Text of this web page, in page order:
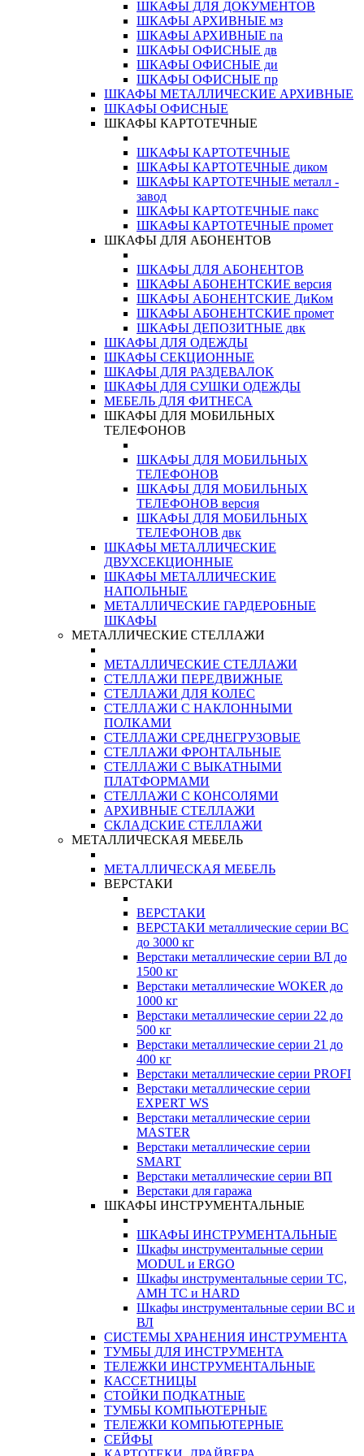
ШКАФЫ ДЛЯ ДОКУМЕНТОВ
ШКАФЫ АРХИВНЫЕ мз
ШКАФЫ АРХИВНЫЕ па
ШКАФЫ ОФИСНЫЕ дв
ШКАФЫ ОФИСНЫЕ ди
ШКАФЫ ОФИСНЫЕ пр
ШКАФЫ МЕТАЛЛИЧЕСКИЕ АРХИВНЫЕ
ШКАФЫ ОФИСНЫЕ
ШКАФЫ КАРТОТЕЧНЫЕ
ШКАФЫ КАРТОТЕЧНЫЕ
ШКАФЫ КАРТОТЕЧНЫЕ диком
ШКАФЫ КАРТОТЕЧНЫЕ металл -
завод
ШКАФЫ КАРТОТЕЧНЫЕ пакс
ШКАФЫ КАРТОТЕЧНЫЕ промет
ШКАФЫ ДЛЯ АБОНЕНТОВ
ШКАФЫ ДЛЯ АБОНЕНТОВ
ШКАФЫ АБОНЕНТСКИЕ версия
ШКАФЫ АБОНЕНТСКИЕ ДиКом
ШКАФЫ АБОНЕНТСКИЕ промет
ШКАФЫ ДЕПОЗИТНЫЕ двк
ШКАФЫ ДЛЯ ОДЕЖДЫ
ШКАФЫ СЕКЦИОННЫЕ
ШКАФЫ ДЛЯ РАЗДЕВАЛОК
ШКАФЫ ДЛЯ СУШКИ ОДЕЖДЫ
МЕБЕЛЬ ДЛЯ ФИТНЕСА
ШКАФЫ ДЛЯ МОБИЛЬНЫХ
ТЕЛЕФОНОВ
ШКАФЫ ДЛЯ МОБИЛЬНЫХ
ТЕЛЕФОНОВ
ШКАФЫ ДЛЯ МОБИЛЬНЫХ
ТЕЛЕФОНОВ версия
ШКАФЫ ДЛЯ МОБИЛЬНЫХ
ТЕЛЕФОНОВ двк
ШКАФЫ МЕТАЛЛИЧЕСКИЕ
ДВУХСЕКЦИОННЫЕ
ШКАФЫ МЕТАЛЛИЧЕСКИЕ
НАПОЛЬНЫЕ
МЕТАЛЛИЧЕСКИЕ ГАРДЕРОБНЫЕ
ШКАФЫ
МЕТАЛЛИЧЕСКИЕ СТЕЛЛАЖИ
МЕТАЛЛИЧЕСКИЕ СТЕЛЛАЖИ
СТЕЛЛАЖИ ПЕРЕДВИЖНЫЕ
СТЕЛЛАЖИ ДЛЯ КОЛЕС
СТЕЛЛАЖИ С НАКЛОННЫМИ
ПОЛКАМИ
СТЕЛЛАЖИ СРЕДНЕГРУЗОВЫЕ
СТЕЛЛАЖИ ФРОНТАЛЬНЫЕ
СТЕЛЛАЖИ С ВЫКАТНЫМИ
ПЛАТФОРМАМИ
СТЕЛЛАЖИ С КОНСОЛЯМИ
АРХИВНЫЕ СТЕЛЛАЖИ
СКЛАДСКИЕ СТЕЛЛАЖИ
МЕТАЛЛИЧЕСКАЯ МЕБЕЛЬ
МЕТАЛЛИЧЕСКАЯ МЕБЕЛЬ
ВЕРСТАКИ
ВЕРСТАКИ
ВЕРСТАКИ металлические серии ВС
до 3000 кг
Верстаки металлические серии ВЛ до
1500 кг
Верстаки металлические WOKER до
1000 кг
Верстаки металлические серии 22 до
500 кг
Верстаки металлические серии 21 до
400 кг
Верстаки металлические серии PROFI
Верстаки металлические серии
EXPERT WS
Верстаки металлические серии
MASTER
Верстаки металлические серии
SMART
Верстаки металлические серии ВП
Верстаки для гаража
ШКАФЫ ИНСТРУМЕНТАЛЬНЫЕ
ШКАФЫ ИНСТРУМЕНТАЛЬНЫЕ
Шкафы инструментальные серии
MODUL и ERGO
Шкафы инструментальные серии ТС,
АМН ТС и HARD
Шкафы инструментальные серии ВС и
ВЛ
СИСТЕМЫ ХРАНЕНИЯ ИНСТРУМЕНТА
ТУМБЫ ДЛЯ ИНСТРУМЕНТА
ТЕЛЕЖКИ ИНСТРУМЕНТАЛЬНЫЕ
КАССЕТНИЦЫ
СТОЙКИ ПОДКАТНЫЕ
ТУМБЫ КОМПЬЮТЕРНЫЕ
ТЕЛЕЖКИ КОМПЬЮТЕРНЫЕ
СЕЙФЫ